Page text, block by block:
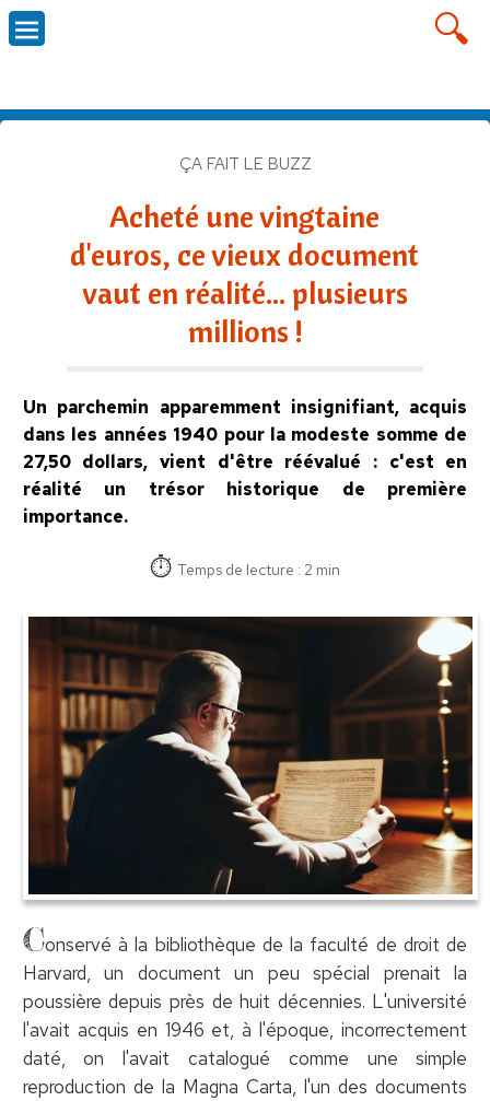
ÇA FAIT LE BUZZ
Acheté une vingtaine
d'euros, ce vieux document
vaut en réalité... plusieurs
millions !
Un parchemin apparemment insignifiant, acquis
dans les années 1940 pour la modeste somme de
27,50 dollars, vient d'être réévalué : c'est en
réalité un trésor historique de première
importance.
Temps de lecture : 2 min
Conservé à la bibliothèque de la faculté de droit de
Harvard, un document un peu spécial prenait la
poussière depuis près de huit décennies. L'université
l'avait acquis en 1946 et, à l'époque, incorrectement
daté, on l'avait catalogué comme une simple
reproduction de la Magna Carta, l'un des documents